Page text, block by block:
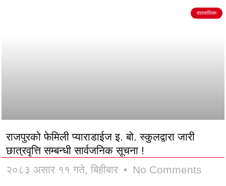
वालवालिका
राजपुरको फेमिली प्याराडाईज इ. बो. स्कुलद्वारा जारी
छात्रवृत्ति सम्बन्धी सार्वजनिक सूचना !
२०८३ असार ११ गते, बिहीबार
No Comments